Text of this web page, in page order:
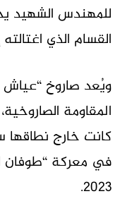
للمهندس الشهيد
القسام الذي اغتالته
المقاومة
كانت خارج نطاقها
في معركة “طوفان
2023.